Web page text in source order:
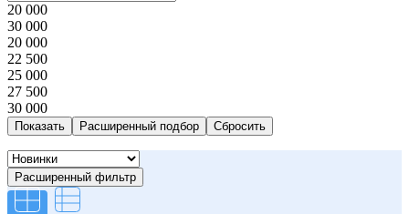
20 000
30 000
20 000
22 500
25 000
27 500
30 000
Расширенный подбор
Расширенный фильтр